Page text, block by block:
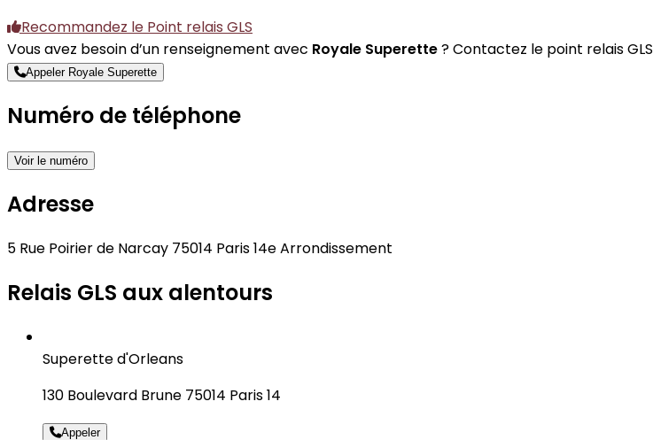
Recommandez le Point relais GLS
Vous avez besoin d’un renseignement avec Royale Superette? Contactez le point relais GLS
Appeler Royale Superette
Numéro de téléphone
Voir le numéro
Adresse
5 Rue Poirier de Narcay 75014 Paris 14e Arrondissement
Relais GLS aux alentours
Superette d'Orleans
130 Boulevard Brune 75014 Paris 14
Appeler